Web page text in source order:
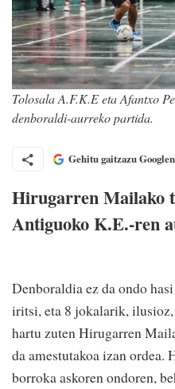
Tolosala A.F.K.E eta Afantxo
denboraldi-aurreko partida.
Gehitu gaitzazu Googlen
Hirugarren Mailako
Antiguoko K.E.-ren
Denboraldia ez da ondo
iritsi, eta 8 jokalarik,
hartu zuten Hirugarren
da amestutakoa izan ordea.
borroka askoren ondoren,